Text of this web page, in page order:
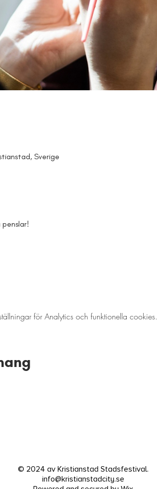
Sverige
för Analytics och funktionella cookies.
© 2024 av Kristianstad Stadsfestival.
info@kristianstadcity.se